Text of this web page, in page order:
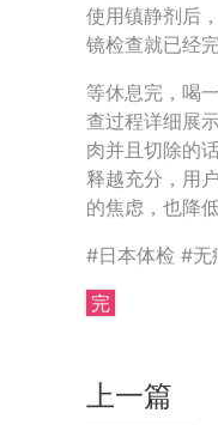
使用镇静剂后
镜检查就已经完
等休息完，喝
查过程详细展
肉并且切除的
释越充分，用
的焦虑，也降
#日本体检 #无
完
上一篇